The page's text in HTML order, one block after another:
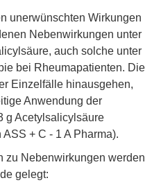
unerwünschten Wirkungen
Nebenwirkungen unter
auch solche unter
bei Rheumapatienten. Die
Einzelfälle hinausgehen,
Anwendung der
g Acetylsalicylsäure
+ C - 1 A Pharma).
zu Nebenwirkungen werden
gelegt: